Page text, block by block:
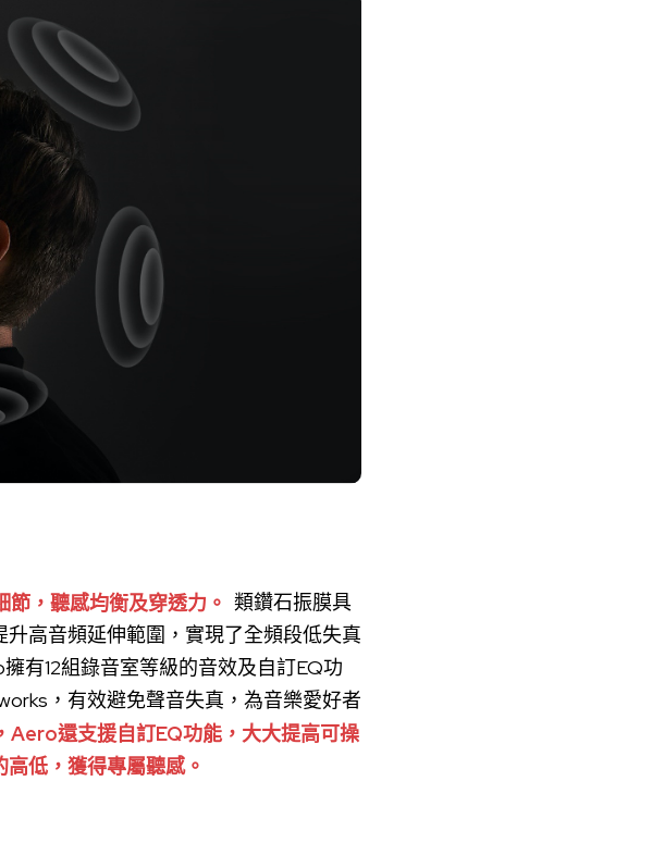
，聽感均衡及穿透力。 類鑽石振膜具
高音頻延伸範圍，實現了全頻段低失真
有12組錄音室等級的音效及自訂EQ功
，有效避免聲音失真，為音樂愛好者
Aero還支援自訂EQ功能，大大提高可操
低，獲得專屬聽感。